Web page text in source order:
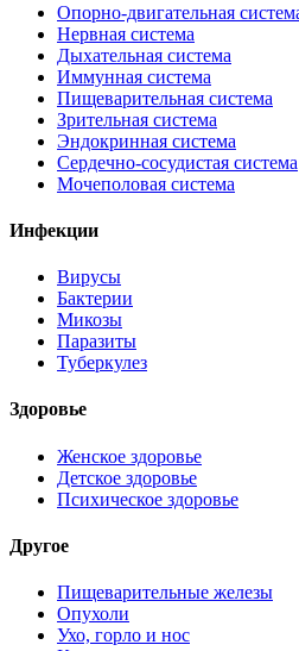
Опорно-двигательная
Нервная система
Дыхательная система
Иммунная система
Пищеварительная система
Зрительная система
Эндокринная система
Сердечно-сосудистая система
Мочеполовая система
Инфекции
Вирусы
Бактерии
Микозы
Паразиты
Туберкулез
Здоровье
Женское здоровье
Детское здоровье
Психическое здоровье
Другое
Пищеварительные железы
Опухоли
Ухо, горло и нос